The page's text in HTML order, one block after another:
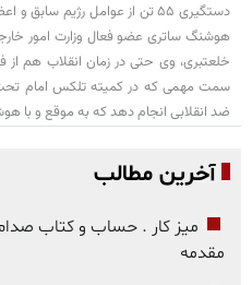
دستگیری ۵۵ تن از عوامل رژیم
هوشنگ ساتری عضو فعال وزارت امور
خلعتبری، وی حتی در زمان انقلاب هم
سمت مهمی که در کمیته تلکس امام تحت
ضد انقلابی انجام دهد که به موقع و با
آخرین مطالب
میز کار . حساب و کتاب
مقدمه